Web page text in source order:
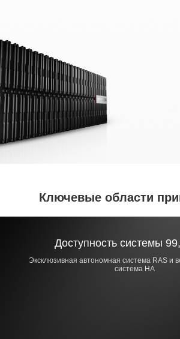
Ключевые области
Доступность системы
Эксклюзивная автономная система RAS и
система HA